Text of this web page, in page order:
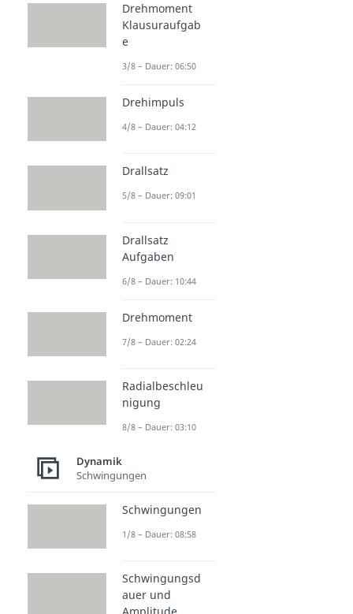
Drehmoment
Klausuraufgab
e
3/8 – Dauer: 06:50
Drehimpuls
4/8 – Dauer: 04:12
Drallsatz
5/8 – Dauer: 09:01
Drallsatz
Aufgaben
6/8 – Dauer: 10:44
Drehmoment
7/8 – Dauer: 02:24
Radialbeschleu
nigung
8/8 – Dauer: 03:10
Dynamik
Schwingungen
Schwingungen
1/8 – Dauer: 08:58
Schwingungsd
auer und